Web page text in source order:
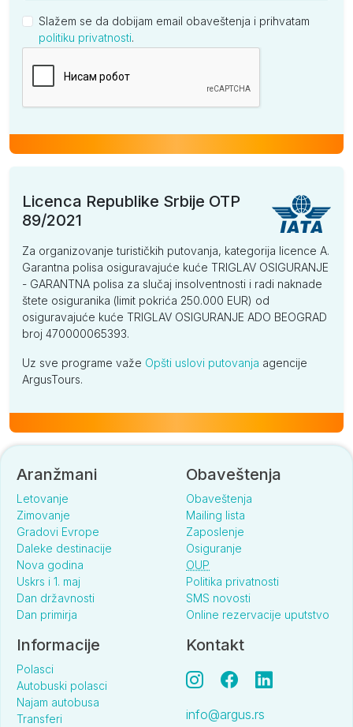
Slažem se da dobijam email obaveštenja i prihvatam
politiku privatnosti.
Licenca Republike Srbije OTP
89/2021
Za organizovanje turističkih putovanja, kategorija licence A.
Garantna polisa osiguravajuće kuće TRIGLAV OSIGURANJE
- GARANTNA polisa za slučaj insolventnosti i radi naknade
štete osiguranika (limit pokrića 250.000 EUR) od
osiguravajuće kuće TRIGLAV OSIGURANJE ADO BEOGRAD
broj 470000065393.
Uz sve programe važe Opšti uslovi putovanja agencije
ArgusTours.
Aranžmani
Letovanje
Zimovanje
Gradovi Evrope
Daleke destinacije
Nova godina
Uskrs i 1. maj
Dan državnosti
Dan primirja
Obaveštenja
Obaveštenja
Mailing lista
Zaposlenje
Osiguranje
OUP
Politika privatnosti
SMS novosti
Online rezervacije uputstvo
Informacije
Polasci
Autobuski polasci
Najam autobusa
Transferi
Kontakt
info@argus.rs